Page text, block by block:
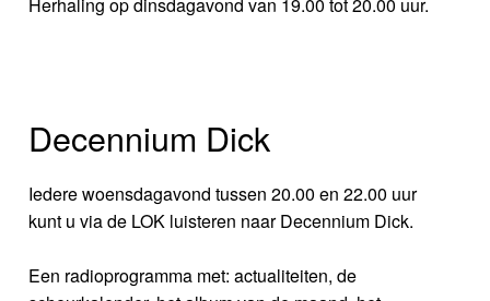
Decennium Dick
Iedere woensdagavond tussen 20.00 en 22.00 uur
kunt u via de LOK luisteren naar Decennium Dick.
Een radioprogramma met: actualiteiten, de